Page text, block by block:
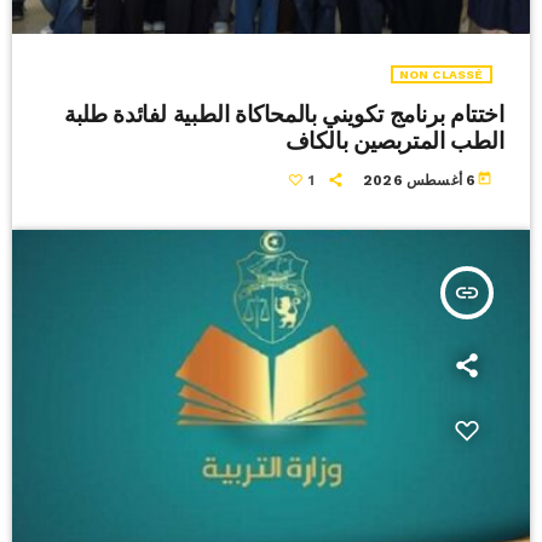
NON CLASSÉ
اختتام برنامج تكويني بالمحاكاة الطبية لفائدة طلبة
الطب المتربصين بالكاف
today 6 أغسطس 2026 1
insert_link